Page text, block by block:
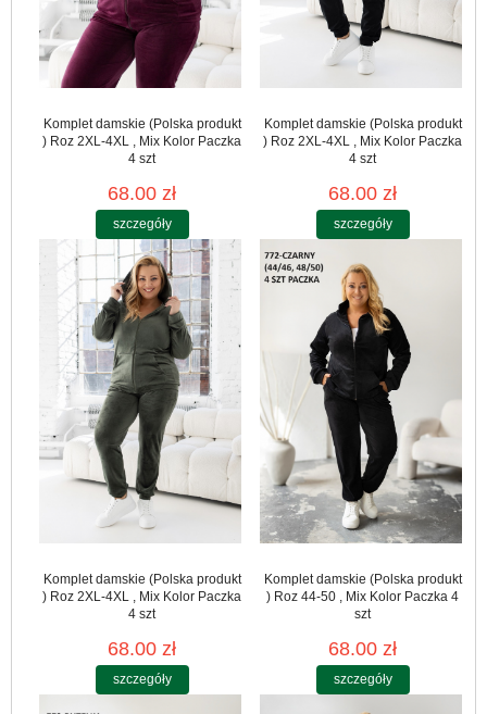
Komplet damskie (Polska produkt
) Roz 2XL-4XL , Mix Kolor Paczka
4 szt
68.00 zł
szczegóły
Komplet damskie (Polska produkt
) Roz 2XL-4XL , Mix Kolor Paczka
4 szt
68.00 zł
szczegóły
Komplet damskie (Polska produkt
) Roz 2XL-4XL , Mix Kolor Paczka
4 szt
68.00 zł
szczegóły
Komplet damskie (Polska produkt
) Roz 44-50 , Mix Kolor Paczka 4
szt
68.00 zł
szczegóły